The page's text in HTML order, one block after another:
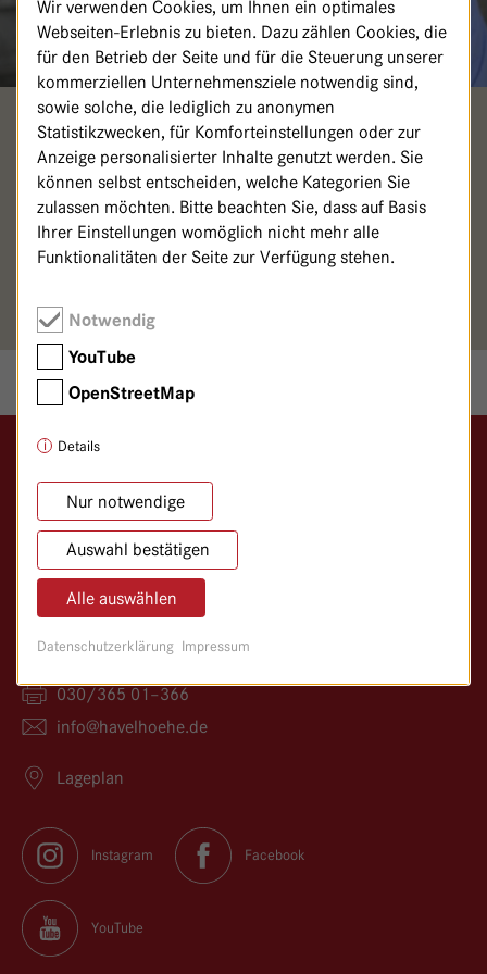
ROBERT KORELL
Facharzt für Anästhesie und Notfallmedizin
030/36501-6650 (Sekretariat)
SekretariatAnaesthesie@havelhoehe.de
Gemeinschaftskrankenhaus Havelhöhe
Klinik für Anthroposophische Medizin
Kladower Damm 221
14089 Berlin
030/365 01–0
030/365 01–366
info@havelhoehe.de
Lageplan
Instagram Facebook
YouTube
Wir verwenden Cookies, um Ihnen ein optimales
Webseiten-Erlebnis zu bieten. Dazu zählen Cookies, die
für den Betrieb der Seite und für die Steuerung unserer
kommerziellen Unternehmensziele notwendig sind,
sowie solche, die lediglich zu anonymen
Statistikzwecken, für Komforteinstellungen oder zur
Anzeige personalisierter Inhalte genutzt werden. Sie
können selbst entscheiden, welche Kategorien Sie
zulassen möchten. Bitte beachten Sie, dass auf Basis
Ihrer Einstellungen womöglich nicht mehr alle
Funktionalitäten der Seite zur Verfügung stehen.
Notwendig
YouTube
OpenStreetMap
Details
Nur notwendige
Auswahl bestätigen
Alle auswählen
Datenschutzerklärung Impressum